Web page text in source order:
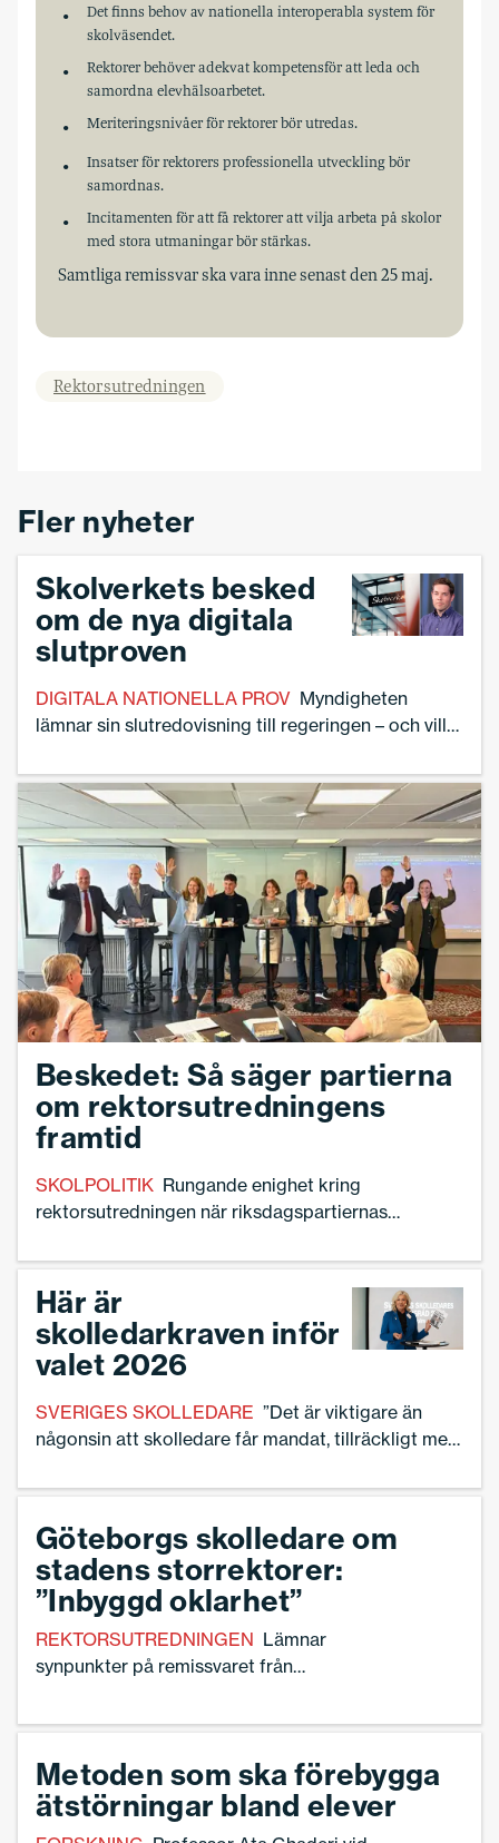
Det finns behov av nationella interoperabla system för
skolväsendet.
Rektorer behöver adekvat kompetensför att leda och
samordna elevhälsoarbetet.
Meriteringsnivåer för rektorer bör utredas.
Insatser för rektorers professionella utveckling bör
samordnas.
Incitamenten för att få rektorer att vilja arbeta på skolor
med stora utmaningar bör stärkas.
Samtliga remissvar ska vara inne senast den 25 maj.
Rektorsutredningen
Fler nyheter
Skolverkets besked
om de nya digitala
slutproven
DIGITALA NATIONELLA PROV Myndigheten
lämnar sin slutredovisning till regeringen – och vill
Beskedet: Så säger partierna
om rektorsutredningens
framtid
SKOLPOLITIK Rungande enighet kring
rektorsutredningen när riksdagspartiernas
på Sveriges Skolledares förbundsråd.
Här är
skolledarkraven inför
valet 2026
SVERIGES SKOLLEDARE ”Det är viktigare än
någonsin att skolledare får mandat, tillräckligt med
förskola”, säger Ann-Charlotte Gavelin Rydman,
Göteborgs skolledare om
stadens storrektorer:
”Inbyggd oklarhet”
REKTORSUTREDNINGEN Lämnar
synpunkter på remissvaret från
fokus”.
Metoden som ska förebygga
ätstörningar bland elever